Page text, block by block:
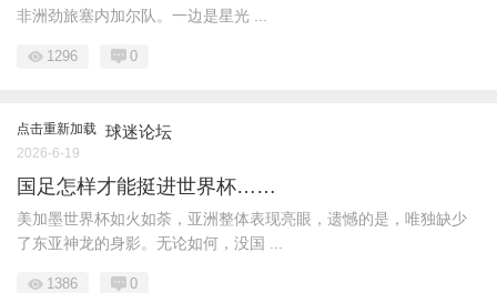
非洲劲旅塞内加尔队。一边是星光 ...
1296 0
点击重新加载 球迷论坛
2026-6-19
国足怎样才能挺进世界杯……
美加墨世界杯如火如荼，亚洲整体表现亮眼，遗憾的是，唯独缺少
了东亚神龙的身影。无论如何，没国 ...
1386 0